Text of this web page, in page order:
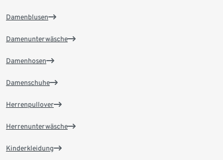
Damenblusen
Damenunterwäsche
Damenhosen
Damenschuhe
Herrenpullover
Herrenunterwäsche
Kinderkleidung